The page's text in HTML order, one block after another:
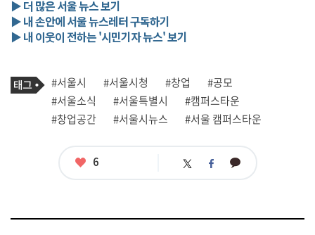
▶ 더 많은 서울 뉴스 보기
▶ 내 손안에 서울 뉴스레터 구독하기
▶ 내 이웃이 전하는 '시민기자 뉴스' 보기
기
사
관
련
태
태
그
#서울시 #서울시청 #창업
#공모
#서울소식
#서울특별시
#캠퍼스타운
#창업공간
#서울시뉴스 #서울 캠퍼스타운
좋
6 트 페 카